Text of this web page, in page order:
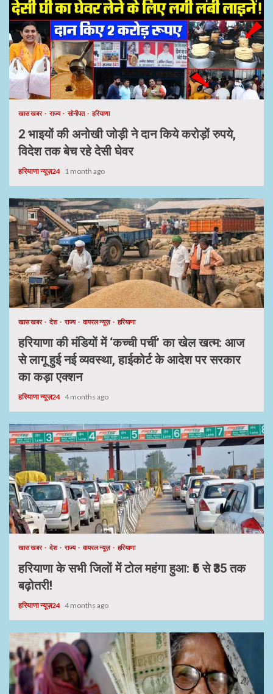
खास खबर राज्य सोनीपत हरियाणा
2 भाइयों की अनोखी जोड़ी ने दान किये करोड़ों रुपये,
विदेश तक बेच रहे देसी घेवर
हरियाणा न्यूज़24 1 month ago
खास खबर देश राज्य वायरल न्यूज़ हरियाणा
हरियाणा की मंडियों में ‘कच्ची पर्ची’ का खेल खत्म: आज
से लागू हुई नई व्यवस्था, हाईकोर्ट के आदेश पर सरकार
का कड़ा एक्शन
हरियाणा न्यूज़24 4 months ago
खास खबर देश राज्य वायरल न्यूज़ हरियाणा
हरियाणा के सभी जिलों में टोल महंगा हुआ: ₹5 से ₹35 तक
बढ़ोतरी!
हरियाणा न्यूज़24 4 months ago